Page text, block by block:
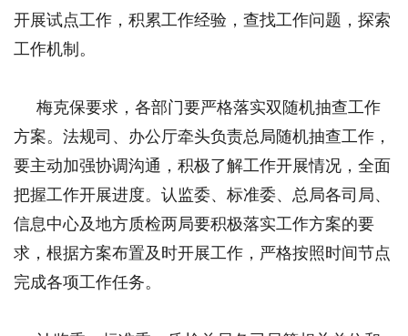
开展试点工作，积累工作经验，查找工作问题，探索
工作机制。
梅克保要求，各部门要严格落实双随机抽查工作
方案。法规司、办公厅牵头负责总局随机抽查工作，
要主动加强协调沟通，积极了解工作开展情况，全面
把握工作开展进度。认监委、标准委、总局各司局、
信息中心及地方质检两局要积极落实工作方案的要
求，根据方案布置及时开展工作，严格按照时间节点
完成各项工作任务。